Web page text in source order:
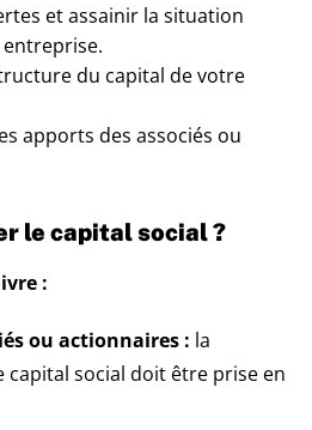
et assainir la situation
du capital de votre
apports des associés ou
le capital social ?
:
ou actionnaires : la
capital social doit être prise en